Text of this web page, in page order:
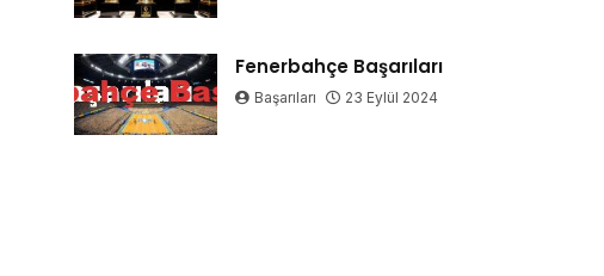
Fenerbahçe Başarıları
Başarıları 23 Eylül 2024